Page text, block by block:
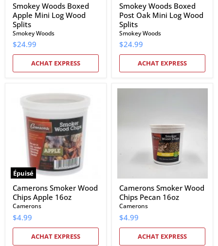
Smokey Woods Boxed
Apple Mini Log Wood
Splits
Smokey Woods
$24.99
ACHAT EXPRESS
Smokey Woods Boxed
Post Oak Mini Log Wood
Splits
Smokey Woods
$24.99
ACHAT EXPRESS
Épuisé
Camerons
Smoker
Wood
Chips
Apple
Camerons Smoker Wood
Chips Apple 16oz
Camerons
$4.99
ACHAT EXPRESS
Camerons
Camerons Smoker Wood
Chips Pecan 16oz
Camerons
$4.99
ACHAT EXPRESS